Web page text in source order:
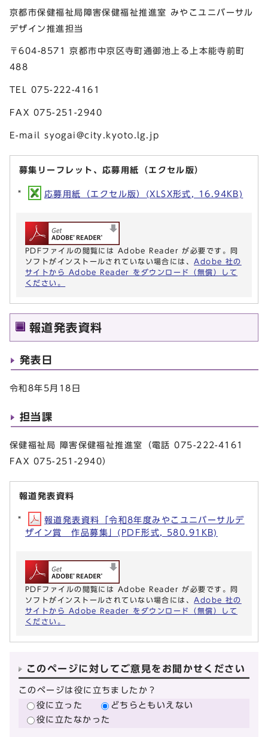
京都市保健福祉局障害保健福祉推進室 みやこユニバーサル
デザイン推進担当
〒604-8571 京都市中京区寺町通御池上る上本能寺前町
488
TEL 075-222-4161
FAX 075-251-2940
E-mailsyogai@city.kyoto.lg.jp
募集リーフレット、応募用紙（エクセル版）
応募用紙（エクセル版）(XLSX形式, 16.94KB)
PDFファイルの閲覧には Adobe Reader が必要です。同
ソフトがインストールされていない場合には、 Adobe 社の
サイトから Adobe Reader をダウンロード（無償）して
ください。
報道発表資料
発表日
令和8年5月18日
担当課
保健福祉局 障害保健福祉推進室（電話 075-222-4161
FAX 075-251-2940）
報道発表資料
報道発表資料「令和8年度みやこユニバーサルデ
ザイン賞 作品募集」(PDF形式, 580.91KB)
PDFファイルの閲覧には Adobe Reader が必要です。同
ソフトがインストールされていない場合には、 Adobe 社の
サイトから Adobe Reader をダウンロード（無償）して
ください。
このページに対してご意見をお聞かせください
このページは役に立ちましたか？
役に立った
どちらともいえない
役に立たなかった